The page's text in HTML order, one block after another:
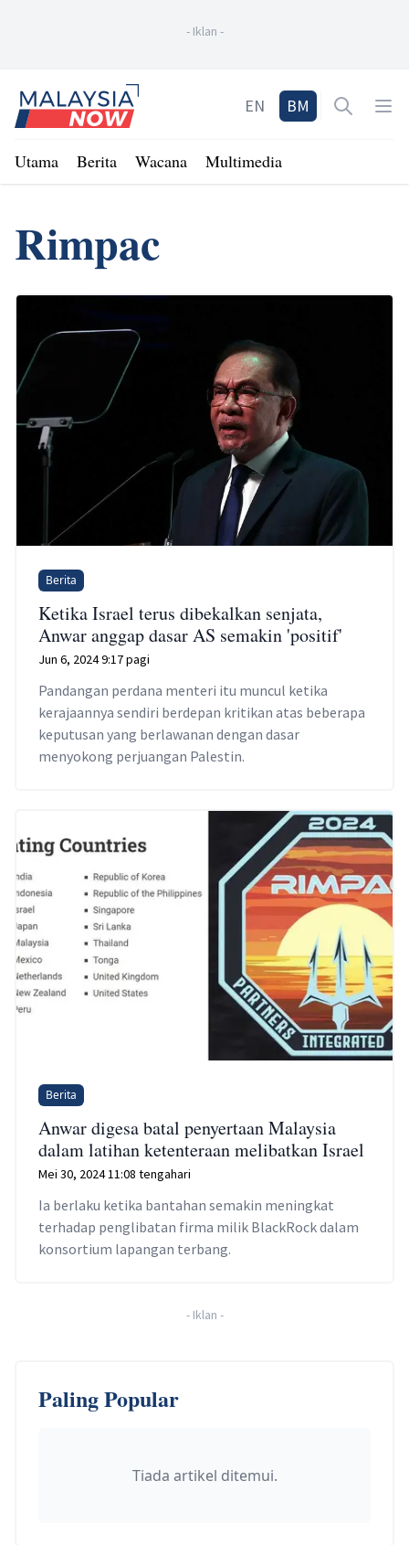
- Iklan -
Home
EN BM Open
Utama Berita Wacana Multimedia
Rimpac
Berita
Ketika Israel terus dibekalkan senjata,
Anwar anggap dasar AS semakin 'positif'
Jun 6, 2024 9:17 pagi
Pandangan perdana menteri itu muncul ketika
kerajaannya sendiri berdepan kritikan atas beberapa
keputusan yang berlawanan dengan dasar
menyokong perjuangan Palestin.
Berita
Anwar digesa batal penyertaan Malaysia
dalam latihan ketenteraan melibatkan Israel
Mei 30, 2024 11:08 tengahari
Ia berlaku ketika bantahan semakin meningkat
terhadap penglibatan firma milik BlackRock dalam
konsortium lapangan terbang.
- Iklan -
Paling Popular
Tiada artikel ditemui.